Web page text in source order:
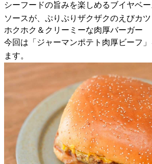
シーフードの旨みを楽しめるブイヤベ
ソースが、ぷりぷりザクザクのえびカツ
ホクホク＆クリーミーな肉厚バーガー
今回は「ジャーマンポテト肉厚ビーフ
ます。